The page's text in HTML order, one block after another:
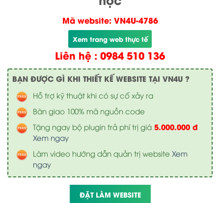
Mã website: VN4U-4786
Xem trang web thực tế
Liên hệ : 0984 510 136
BẠN ĐƯỢC GÌ KHI THIẾT KẾ WEBSITE TẠI VN4U ?
Hỗ trợ kỹ thuật khi có sự cố xảy ra
Bàn giao 100% mã nguồn code
Tặng ngay bộ plugin trả phí trị giá 5.000.000 đ
Xem ngay
Làm video hướng dẫn quản trị website Xem
ngay
ĐẶT LÀM WEBSITE